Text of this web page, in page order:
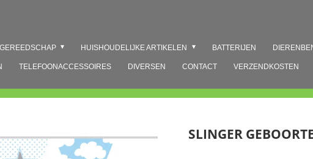
GEREEDSCHAP HUISHOUDELIJKE ARTIKELEN BATTERIJEN
TELEFOONACCESSOIRES DIVERSEN CONTACT VERZENDKOSTEN
SLINGER